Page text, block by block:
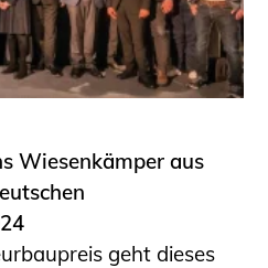
Wiesenkämper aus
geht dieses